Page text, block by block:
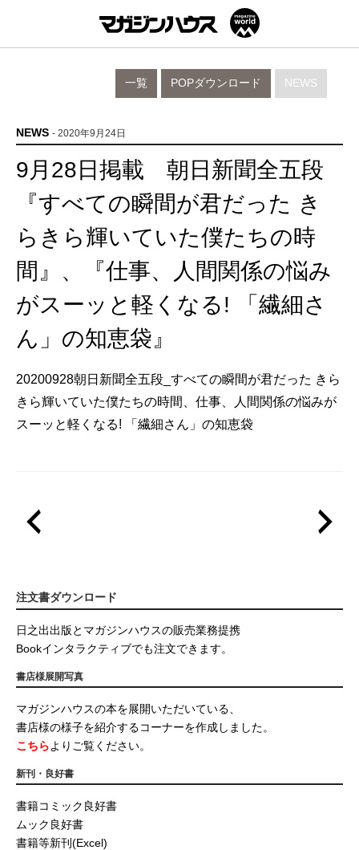
NEWS
POPダウンロード
一覧
NEWS - 2020年9月24日
9月28日掲載 朝日新聞全五段
『すべての瞬間が君だった き
らきら輝いていた僕たちの時
間』、『仕事、人間関係の悩み
がスーッと軽くなる! 「繊細さ
ん」の知恵袋』
20200928朝日新聞全五段_すべての瞬間が君だった きら
きら輝いていた僕たちの時間、仕事、人間関係の悩みが
スーッと軽くなる! 「繊細さん」の知恵袋
注文書ダウンロード
日之出出版とマガジンハウスの販売業務提携
Bookインタラクティブでも注文できます。
書店様展開写真
マガジンハウスの本を展開いただいている、
書店様の様子を紹介するコーナーを作成しました。
こちらよりご覧ください。
新刊・良好書
書籍コミック良好書
ムック良好書
書籍等新刊(Excel)